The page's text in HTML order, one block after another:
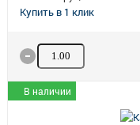
Количество товара
В наличии